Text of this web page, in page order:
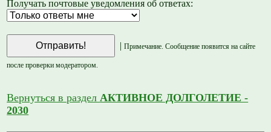
Получать почтовые уведомления об ответах:
| Примечание. Сообщение появится на сайте
после проверки модератором.
Вернуться в разделАКТИВНОЕ ДОЛГОЛЕТИЕ -
2030